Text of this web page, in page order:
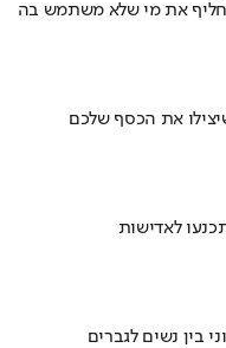
את הכסף שלכם
לאדישות
בין נשים לגברים